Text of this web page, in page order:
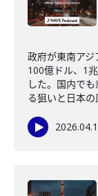
政府が東南ア
100億ドル、1
した。国内で
る狙いと日本